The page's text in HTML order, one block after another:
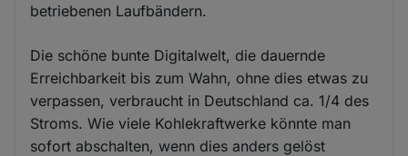
betriebenen Laufbändern.
Die schöne bunte Digitalwelt, die dauernde
Erreichbarkeit bis zum Wahn, ohne dies etwas zu
verpassen, verbraucht in Deutschland ca. 1/4 des
Stroms. Wie viele Kohlekraftwerke könnte man
sofort abschalten, wenn dies anders gelöst